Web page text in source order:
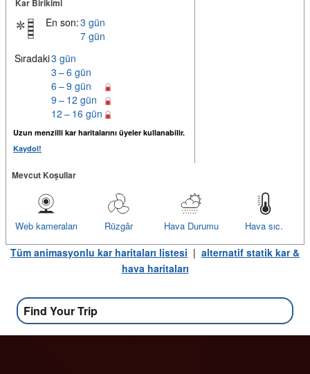
Kar Birikimi
En son:3 gün
7 gün
Sıradaki3 gün
3 – 6 gün
6 – 9 gün
9 – 12 gün
12 – 16 gün
Uzun menzilli kar haritalarını üyeler kullanabilir.
Kaydol!
Mevcut Koşullar
Hava sıc.
Hava Durumu
Rüzgâr
Web kameraları
Tüm animasyonlu kar haritaları listesi | alternatif statik kar &
hava haritaları
Find Your Trip